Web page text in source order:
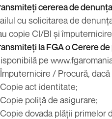
cererea de
cu solicitarea de
copie CI/BI și
la FGA o Cerere de
pe
Împuternicire / Procură, dacă
Copie act identitate;
Copie poliță de asigurare;
Copie dovada plății primelor